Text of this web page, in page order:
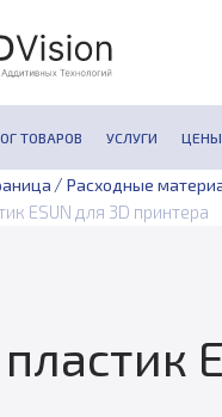
ТОВАРОВ УСЛУГИ ЦЕНЫ
/ Расходные
ESUN для 3D принтера
пластик